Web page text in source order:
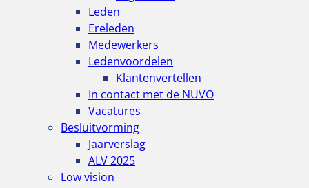
Leden
Ereleden
Medewerkers
Ledenvoordelen
Klantenvertellen
In contact met de NUVO
Vacatures
Besluitvorming
Jaarverslag
ALV 2025
Low vision